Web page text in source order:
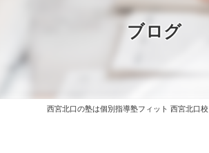
ブログ
西宮北口の塾は個別指導塾フィット 西宮北口校